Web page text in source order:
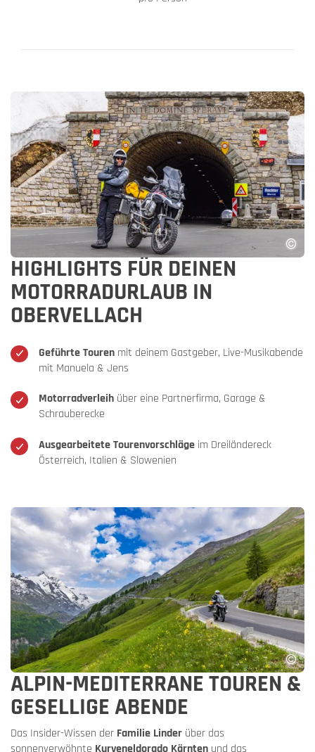
HIGHLIGHTS FÜR DEINEN
MOTORRADURLAUB IN
OBERVELLACH
Geführte Touren mit deinem Gastgeber, Live-Musikabende
mit Manuela & Jens
Motorradverleih über eine Partnerfirma, Garage &
Schrauberecke
Ausgearbeitete Tourenvorschläge im Dreiländereck
Österreich, Italien & Slowenien
ALPIN-MEDITERRANE TOUREN &
GESELLIGE ABENDE
Das Insider-Wissen der Familie Linder über das
sonnenverwöhnte Kurveneldorado Kärnten und das